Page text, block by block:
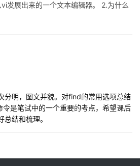
发展出来的一个文本编辑器。 2.为什么
对于大多数的用户来说，VIM有着比较陡
用…
分明，图文并貌。对find的常用选项总结
是笔试中的一个重要的考点，希望课后
结和梳理。